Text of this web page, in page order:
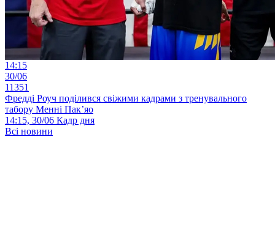
14:15
30/06
11351
Фредді Роуч поділився свіжими кадрами з тренувального
табору Менні Пак’яо
14:15, 30/06 Кадр дня
Всі новини